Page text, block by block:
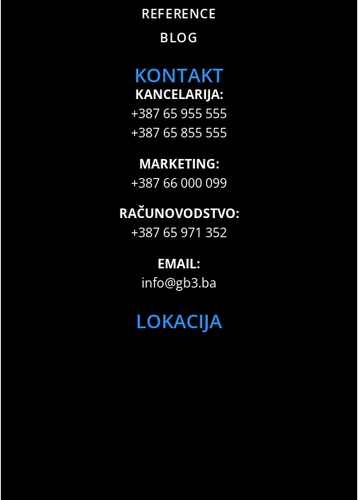
REFERENCE
BLOG
KONTAKT
KANCELARIJA:
+387 65 955 555
+387 65 855 555
MARKETING:
+387 66 000 099
RAČUNOVODSTVO:
+387 65 971 352
EMAIL:
info@gb3.ba
LOKACIJA